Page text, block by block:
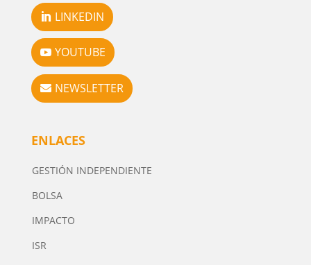
LINKEDIN
YOUTUBE
NEWSLETTER
ENLACES
GESTIÓN INDEPENDIENTE
BOLSA
IMPACTO
ISR